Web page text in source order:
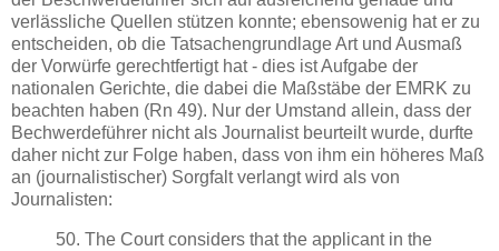
verlässliche Quellen stützen konnte; ebensowenig hat er zu
entscheiden, ob die Tatsachengrundlage Art und Ausmaß
der Vorwürfe gerechtfertigt hat - dies ist Aufgabe der
nationalen Gerichte, die dabei die Maßstäbe der EMRK zu
beachten haben (Rn 49). Nur der Umstand allein, dass der
Bechwerdeführer nicht als Journalist beurteilt wurde, durfte
daher nicht zur Folge haben, dass von ihm ein höheres Maß
an (journalistischer) Sorgfalt verlangt wird als von
Journalisten:
50. The Court considers that the applicant in the